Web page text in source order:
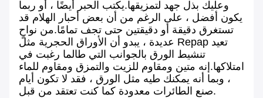
وعليك بذل جهد لتمزيقها.يكتب الحبر أيضًا ، أو ربما
يكون أفضل ، على الرغم من أن بعض أحبار الهلام قد
تستغرق دقيقة أو دقيقتين حتى تجف تمامًا.من نواحٍ
عديدة ، يبدو أن الأوراق الحجرية مثل Repap تعيد
تنشيط الورق بالجوانب التي طالما رغبت في
امتلاكها.إنه متين ومقاوم للزيت والتمزق ومقاوم للماء
، وبما أنه يمكنك طيه مثل الورق ، فقد لا تكون أيام
صنع الطائرات معدودة كما كنت تعتقد من قبل.